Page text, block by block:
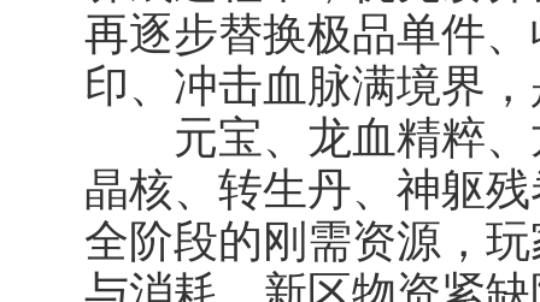
再逐步替换极品单件
印、冲击血脉满境界
元宝、龙血精粹、
晶核、转生丹、神躯
全阶段的刚需资源，